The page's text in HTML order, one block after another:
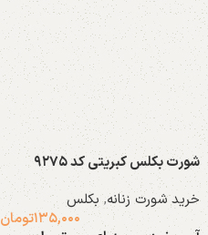
شورت بکلس کبریتی کد ۹۲۷۵
خرید شورت زنانه,بکلس
۱۳۵,۰۰۰تومان